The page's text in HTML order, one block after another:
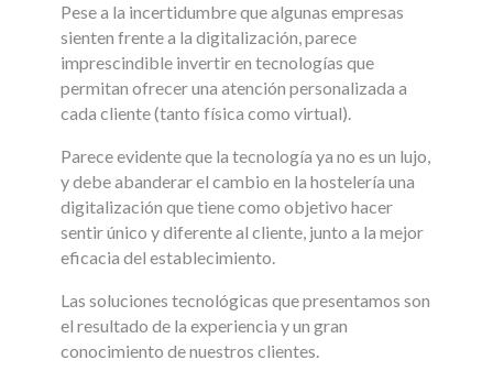
Pese a la incertidumbre que algunas empresas
sienten frente a la digitalización, parece
imprescindible invertir en tecnologías que
permitan ofrecer una atención personalizada a
cada cliente (tanto física como virtual).
Parece evidente que la tecnología ya no es un lujo,
y debe abanderar el cambio en la hostelería una
digitalización que tiene como objetivo hacer
sentir único y diferente al cliente, junto a la mejor
eficacia del establecimiento.
Las soluciones tecnológicas que presentamos son
el resultado de la experiencia y un gran
conocimiento de nuestros clientes.